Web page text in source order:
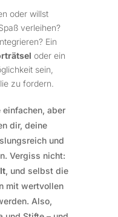
oder willst
verleihen?
Ein
oder ein
sein,
zu fordern.
einfachen, aber
dir, deine
und
Vergiss nicht:
, und selbst die
mit wertvollen
Also,